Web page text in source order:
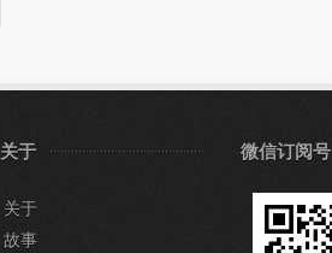
关于
关于
故事
微信订阅号